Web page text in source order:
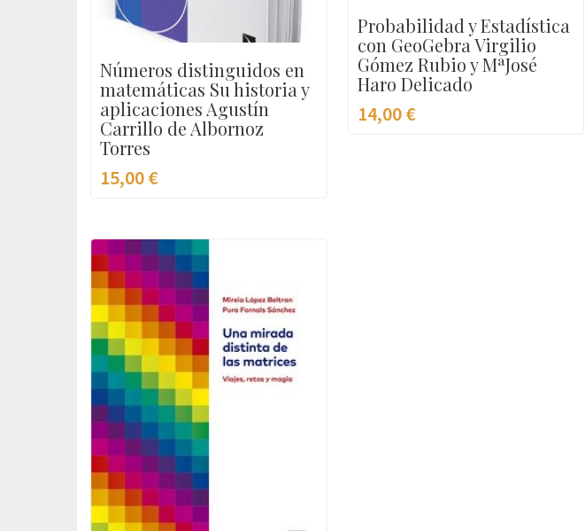
Números distinguidos en
matemáticas Su historia y
aplicaciones Agustín
Carrillo de Albornoz
Torres
15,00€
Probabilidad y Estadística
con GeoGebra Virgilio
Gómez Rubio y MªJosé
Haro Delicado
14,00€